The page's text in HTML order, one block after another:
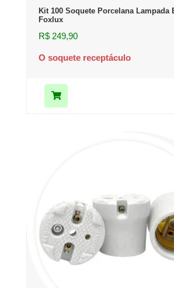
Kit 100 Soquete Porcelana Lampada
Foxlux
R$ 249,90
O soquete receptáculo